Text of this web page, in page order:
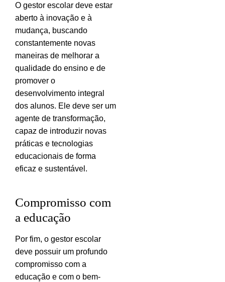
O gestor escolar deve estar
aberto à inovação e à
mudança, buscando
constantemente novas
maneiras de melhorar a
qualidade do ensino e de
promover o
desenvolvimento integral
dos alunos. Ele deve ser um
agente de transformação,
capaz de introduzir novas
práticas e tecnologias
educacionais de forma
eficaz e sustentável.
Compromisso com
a educação
Por fim, o gestor escolar
deve possuir um profundo
compromisso com a
educação e com o bem-